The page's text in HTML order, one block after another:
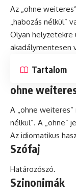
Az „ohne
„habozás nélkül”
Olyan helyzetekre
akadálymentesen
Tartalom
ohne
A „ohne
nélkül”. A „ohne”
Az idiomatikus
Szófaj
Határozószó.
Szinonimák